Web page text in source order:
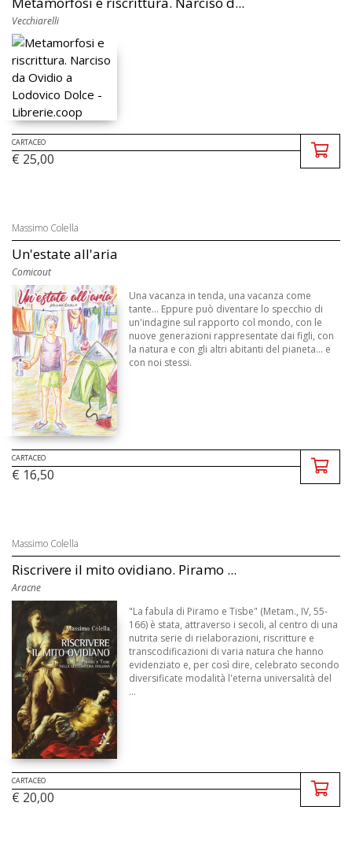
Vecchiarelli
CARTACEO
€ 25,00
Massimo Colella
Un'estate all'aria
Comicout
Una vacanza in tenda, una vacanza come
tante... Eppure può diventare lo specchio di
un'indagine sul rapporto col mondo, con le
nuove generazioni rappresentate dai figli, con
la natura e con gli altri abitanti del pianeta... e
con noi stessi.
CARTACEO
€ 16,50
Massimo Colella
Riscrivere il mito ovidiano. Piramo ...
Aracne
"La fabula di Piramo e Tisbe" (Metam., IV, 55-
166) è stata, attraverso i secoli, al centro di una
nutrita serie di rielaborazioni, riscritture e
transcodificazioni di varia natura che hanno
evidenziato e, per così dire, celebrato secondo
diversificate modalità l'eterna universalità del
...
CARTACEO
€ 20,00